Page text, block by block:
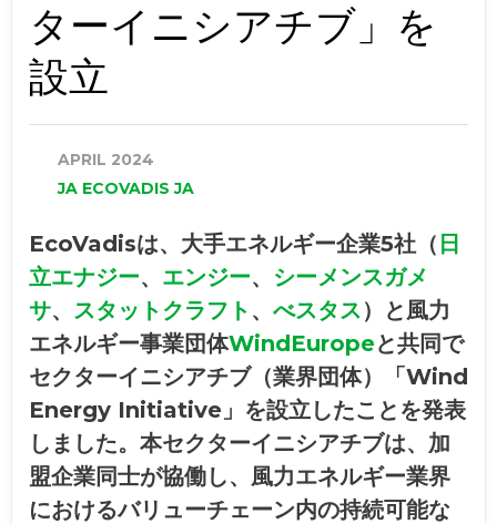
ターイニシアチブ」を
設立
APRIL 2024
‏‏JA‎ E‏‏‏‏COVADIS ‏‏JA‎
EcoVadisは、大手エネルギー企業5社（ 日
立エナジー、 エンジー、 シーメンスガメ
サ、 スタットクラフト 、 べスタス）と風力
エネルギー事業団体WindEuropeと共同で
セクターイニシアチブ（業界団体）「Wind
Energy Initiative」を設立したことを発表
しました。本セクターイニシアチブは、加
盟企業同士が協働し、風力エネルギー業界
におけるバリューチェーン内の持続可能な